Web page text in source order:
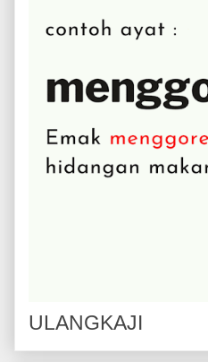
ULANGKAJI